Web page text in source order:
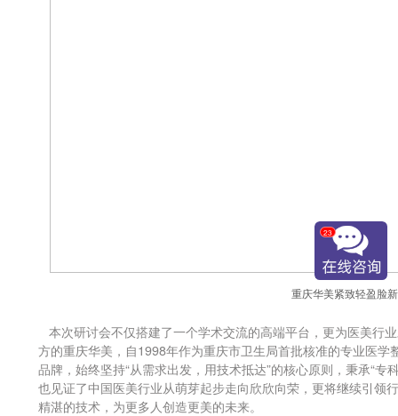
重庆华美紧致轻盈脸
本次研讨会不仅搭建了一个学术交流的高端平台，更为医美行
方的重庆华美，自1998年作为重庆市卫生局首批核准的专业医
品牌，始终坚持“从需求出发，用技术抵达”的核心原则，秉承“
也见证了中国医美行业从萌芽起步走向欣欣向荣，更将继续引领
精湛的技术，为更多人创造更美的未来。
23